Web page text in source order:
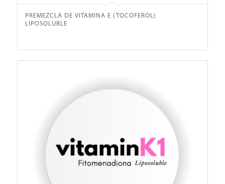
PREMEZCLA DE VITAMINA E (TOCOFEROL)
LIPOSOLUBLE